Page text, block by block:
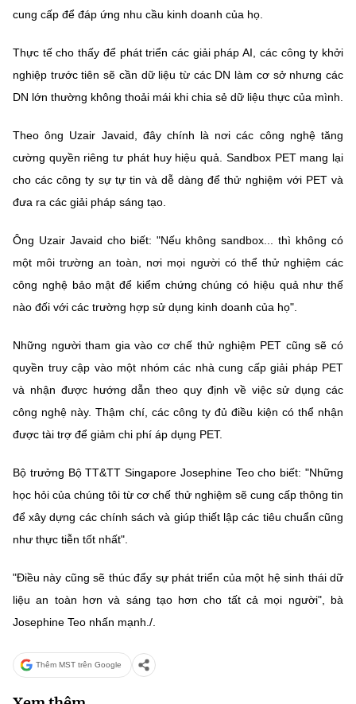
cung cấp để đáp ứng nhu cầu kinh doanh của họ.
Thực tế cho thấy để phát triển các giải pháp AI, các công ty khởi
nghiệp trước tiên sẽ cần dữ liệu từ các DN làm cơ sở nhưng các
DN lớn thường không thoải mái khi chia sẻ dữ liệu thực của mình.
Theo ông Uzair Javaid, đây chính là nơi các công nghệ tăng
cường quyền riêng tư phát huy hiệu quả. Sandbox PET mang lại
cho các công ty sự tự tin và dễ dàng để thử nghiệm với PET và
đưa ra các giải pháp sáng tạo.
Ông Uzair Javaid cho biết: "Nếu không sandbox... thì không có
một môi trường an toàn, nơi mọi người có thể thử nghiệm các
công nghệ bảo mật để kiểm chứng chúng có hiệu quả như thế
nào đối với các trường hợp sử dụng kinh doanh của họ".
Những người tham gia vào cơ chế thử nghiệm PET cũng sẽ có
quyền truy cập vào một nhóm các nhà cung cấp giải pháp PET
và nhận được hướng dẫn theo quy định về việc sử dụng các
công nghệ này. Thậm chí, các công ty đủ điều kiện có thể nhận
được tài trợ để giảm chi phí áp dụng PET.
Bộ trưởng Bộ TT&TT Singapore Josephine Teo cho biết: "Những
học hỏi của chúng tôi từ cơ chế thử nghiệm sẽ cung cấp thông tin
để xây dựng các chính sách và giúp thiết lập các tiêu chuẩn cũng
như thực tiễn tốt nhất".
"Điều này cũng sẽ thúc đẩy sự phát triển của một hệ sinh thái dữ
liệu an toàn hơn và sáng tạo hơn cho tất cả mọi người", bà
Josephine Teo nhấn mạnh./.
Thêm MST trên Google